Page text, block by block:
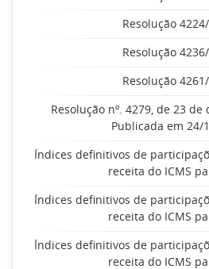
Resolução
Resolução
Resolução
Resolução nº. 4279, de 23
Publicada em 24/
Índices definitivos de
receita do ICMS
Índices definitivos de
receita do ICMS
Índices definitivos de
receita do ICMS